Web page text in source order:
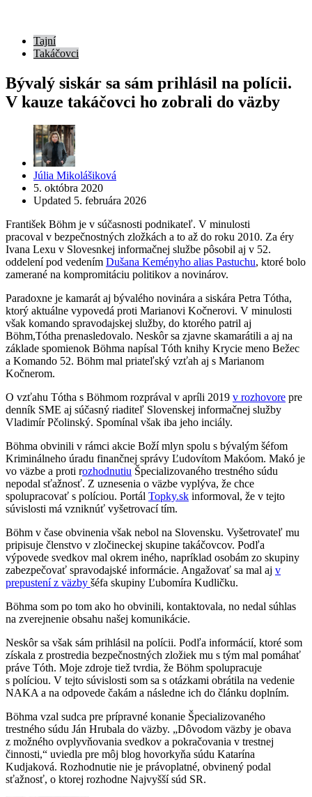
Tajní
Takáčovci
Bývalý siskár sa sám prihlásil na polícii.
V kauze takáčovci ho zobrali do väzby
Posted
by
Júlia Mikolášiková
5. októbra 2020
Updated 5. februára 2026
František Böhm je v súčasnosti podnikateľ. V minulosti
pracoval v bezpečnostných zložkách a to až do roku 2010. Za éry
Ivana Lexu v Slovesnkej informačnej službe pôsobil aj v 52.
oddelení pod vedením Dušana Keményho alias Pastuchu, ktoré bolo
zamerané na kompromitáciu politikov a novinárov.
Paradoxne je kamarát aj bývalého novinára a siskára Petra Tótha,
ktorý aktuálne vypovedá proti Marianovi Kočnerovi. V minulosti
však komando spravodajskej služby, do ktorého patril aj
Böhm,Tótha prenasledovalo. Neskôr sa zjavne skamarátili a aj na
základe spomienok Böhma napísal Tóth knihy Krycie meno Bežec
a Komando 52. Böhm mal priateľský vzťah aj s Marianom
Kočnerom.
O vzťahu Tótha s Böhmom rozprával v apríli 2019 v rozhovore pre
denník SME aj súčasný riaditeľ Slovenskej informačnej služby
Vladimír Pčolinský. Spomínal však iba jeho inciály.
Böhma obvinili v rámci akcie Boží mlyn spolu s bývalým šéfom
Kriminálneho úradu finančnej správy Ľudovítom Makóom. Makó je
vo väzbe a proti rozhodnutiu Špecializovaného trestného súdu
nepodal sťažnosť. Z uznesenia o väzbe vyplýva, že chce
spolupracovať s políciou. Portál Topky.sk informoval, že v tejto
súvislosti má vzniknúť vyšetrovací tím.
Böhm v čase obvinenia však nebol na Slovensku. Vyšetrovateľ mu
pripisuje členstvo v zločineckej skupine takáčovcov. Podľa
výpovede svedkov mal okrem iného, napríklad osobám zo skupiny
zabezpečovať spravodajské informácie. Angažovať sa mal aj v
prepustení z väzby šéfa skupiny Ľubomíra Kudličku.
Böhma som po tom ako ho obvinili, kontaktovala, no nedal súhlas
na zverejnenie obsahu našej komunikácie.
Neskôr sa však sám prihlásil na polícii. Podľa informácií, ktoré som
získala z prostredia bezpečnostných zložiek mu s tým mal pomáhať
práve Tóth. Moje zdroje tiež tvrdia, že Böhm spolupracuje
s políciou. V tejto súvislosti som sa s otázkami obrátila na vedenie
NAKA a na odpovede čakám a následne ich do článku doplním.
Böhma vzal sudca pre prípravné konanie Špecializovaného
trestného súdu Ján Hrubala do väzby. „Dôvodom väzby je obava
z možného ovplyvňovania svedkov a pokračovania v trestnej
činnosti,“ uviedla pre môj blog hovorkyňa súdu Katarína
Kudjaková. Rozhodnutie nie je právoplatné, obvinený podal
sťažnosť, o ktorej rozhodne Najvyšší súd SR.